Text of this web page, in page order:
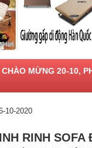
CHÀO MỪNG 20-10,
10-2020
RINH SOFA